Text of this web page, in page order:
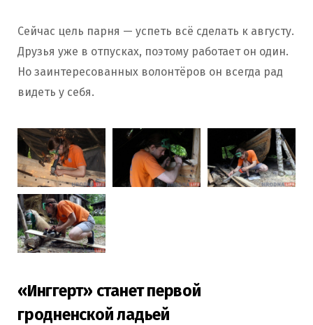
Сейчас цель парня — успеть всё сделать к августу.
Друзья уже в отпусках, поэтому работает он один.
Но заинтересованных волонтёров он всегда рад
видеть у себя.
«Инггерт» станет первой
гродненской ладьей